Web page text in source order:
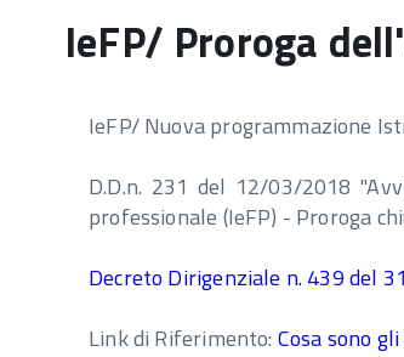
IeFP/ Proroga
IeFP/ Nuova programmazione
D.D.n. 231 del 12/03/2018
professionale (IeFP) - Proroga
Decreto Dirigenziale n. 439 del
Link di Riferimento: Cosa sono